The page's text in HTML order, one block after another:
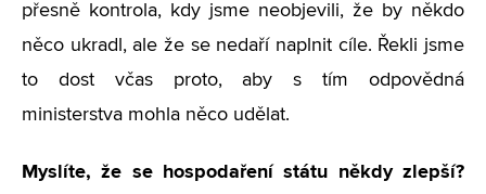
přesně kontrola, kdy jsme neobjevili, že by někdo
něco ukradl, ale že se nedaří naplnit cíle. Řekli jsme
to dost včas proto, aby s tím odpovědná
ministerstva mohla něco udělat.
Myslíte, že se hospodaření státu někdy zlepší?